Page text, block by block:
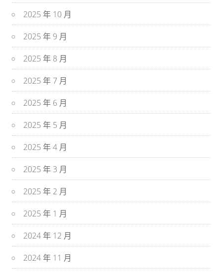
2025 年 10 月
2025 年 9 月
2025 年 8 月
2025 年 7 月
2025 年 6 月
2025 年 5 月
2025 年 4 月
2025 年 3 月
2025 年 2 月
2025 年 1 月
2024 年 12 月
2024 年 11 月